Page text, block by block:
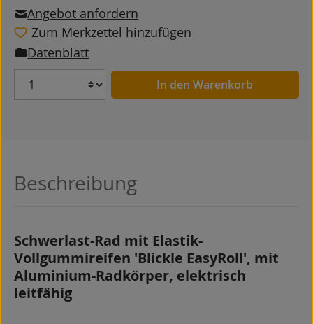
Angebot anfordern
Zum Merkzettel hinzufügen
Datenblatt
Anzahl In den Warenkorb
Beschreibung
Schwerlast-Rad mit Elastik-
Vollgummireifen 'Blickle EasyRoll', mit
Aluminium-Radkörper, elektrisch
leitfähig